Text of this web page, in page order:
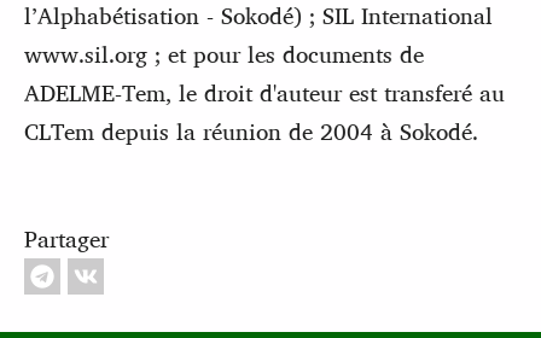
l’Alphabétisation - Sokodé) ; SIL International
www.sil.org ; et pour les documents de
ADELME-Tem, le droit d'auteur est transferé au
CLTem depuis la réunion de 2004 à Sokodé.
Partager